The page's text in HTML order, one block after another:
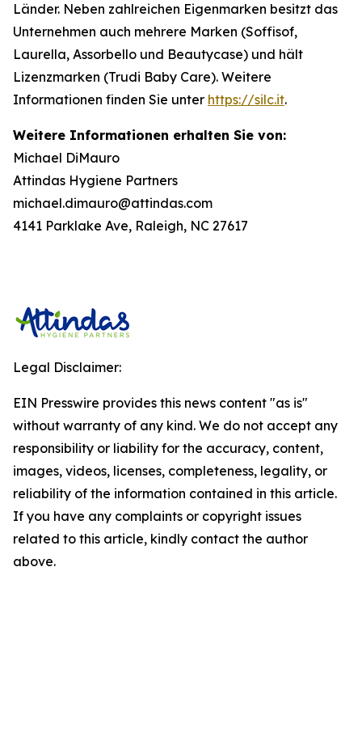
Länder. Neben zahlreichen Eigenmarken besitzt das
Unternehmen auch mehrere Marken (Soffisof,
Laurella, Assorbello und Beautycase) und hält
Lizenzmarken (Trudi Baby Care). Weitere
Informationen finden Sie unter https://silc.it.
Weitere Informationen erhalten Sie von:
Michael DiMauro
Attindas Hygiene Partners
michael.dimauro@attindas.com
4141 Parklake Ave, Raleigh, NC 27617
Legal Disclaimer:
EIN Presswire provides this news content "as is"
without warranty of any kind. We do not accept any
responsibility or liability for the accuracy, content,
images, videos, licenses, completeness, legality, or
reliability of the information contained in this article.
If you have any complaints or copyright issues
related to this article, kindly contact the author
above.